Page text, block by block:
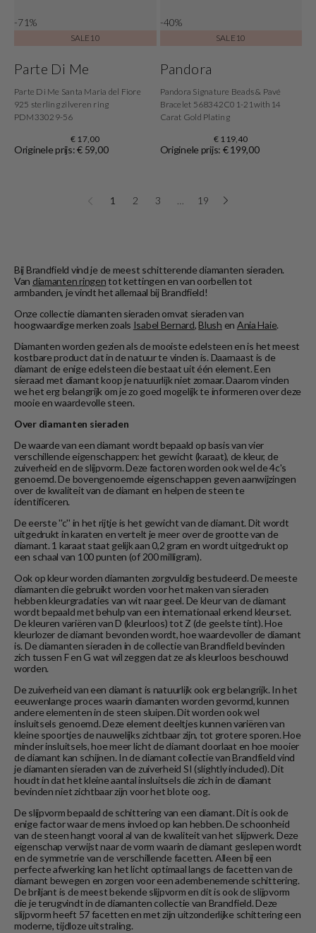
-71%
SALE10
Parte Di Me
Parte Di Me Santa Maria del Fiore
925 sterling zilveren ring
PDM33029-56
€ 17,00
Originele prijs: € 59,00
-40%
SALE10
Pandora
Pandora Signature Beads & Pavé
Bracelet 568342C01-21with14
Carat Gold Plating
€ 119,40
Originele prijs: € 199,00
1 2 3 19
Bij Brandfield vind je de meest schitterende diamanten sieraden.
Van diamanten ringentot kettingen en van oorbellen tot
armbanden, je vindt het allemaal bij Brandfield!
Onze collectie diamanten sieraden omvat sieraden van
hoogwaardige merken zoals Isabel Bernard,Blush en Ania Haie.
Diamanten worden gezien als de mooiste edelsteen en is het meest
kostbare product dat in de natuur te vinden is. Daarnaast is de
diamant de enige edelsteen die bestaat uit één element. Een
sieraad met diamant koop je natuurlijk niet zomaar. Daarom vinden
we het erg belangrijk om je zo goed mogelijk te informeren over deze
mooie en waardevolle steen.
Over diamanten sieraden
De waarde van een diamant wordt bepaald op basis van vier
verschillende eigenschappen: het gewicht (karaat), de kleur, de
zuiverheid en de slijpvorm. Deze factoren worden ook wel de 4c's
genoemd. De bovengenoemde eigenschappen geven aanwijzingen
over de kwaliteit van de diamant en helpen de steen te
identificeren.
De eerste ''c'' in het rijtje is het gewicht van de diamant. Dit wordt
uitgedrukt in karaten en vertelt je meer over de grootte van de
diamant. 1 karaat staat gelijk aan 0,2 gram en wordt uitgedrukt op
een schaal van 100 punten (of 200 milligram).
Ook op kleur worden diamanten zorgvuldig bestudeerd. De meeste
diamanten die gebruikt worden voor het maken van sieraden
hebben kleurgradaties van wit naar geel. De kleur van de diamant
wordt bepaald met behulp van een internationaal erkend kleurset.
De kleuren variëren van D (kleurloos) tot Z (de geelste tint). Hoe
kleurlozer de diamant bevonden wordt, hoe waardevoller de diamant
is. De diamanten sieraden in de collectie van Brandfield bevinden
zich tussen F en G wat wil zeggen dat ze als kleurloos beschouwd
worden.
De zuiverheid van een diamant is natuurlijk ook erg belangrijk. In het
eeuwenlange proces waarin diamanten worden gevormd, kunnen
andere elementen in de steen sluipen. Dit worden ook wel
insluitsels genoemd. Deze element deeltjes kunnen variëren van
kleine spoortjes de nauwelijks zichtbaar zijn, tot grotere sporen. Hoe
minder insluitsels, hoe meer licht de diamant doorlaat en hoe mooier
de diamant kan schijnen. In de diamant collectie van Brandfield vind
je diamanten sieraden van de zuiverheid SI (slightly included). Dit
houdt in dat het kleine aantal insluitsels die zich in de diamant
bevinden niet zichtbaar zijn voor het blote oog.
De slijpvorm bepaald de schittering van een diamant. Dit is ook de
enige factor waar de mens invloed op kan hebben. De schoonheid
van de steen hangt vooral al van de kwaliteit van het slijpwerk. Deze
eigenschap verwijst naar de vorm waarin de diamant geslepen wordt
en de symmetrie van de verschillende facetten. Alleen bij een
perfecte afwerking kan het licht optimaal langs de facetten van de
diamant bewegen en zorgen voor een adembenemende schittering.
De briljant is de meest bekende slijpvorm en dit is ook de slijpvorm
die je terugvindt in de diamanten collectie van Brandfield. Deze
slijpvorm heeft 57 facetten en met zijn uitzonderlijke schittering een
moderne, tijdloze uitstraling.